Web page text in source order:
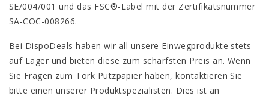
SE/004/001 und das FSC®-Label mit der Zertifikatsnummer
SA-COC-008266.
Bei DispoDeals haben wir all unsere Einwegprodukte stets
auf Lager und bieten diese zum schärfsten Preis an. Wenn
Sie Fragen zum Tork Putzpapier haben, kontaktieren Sie
bitte einen unserer Produktspezialisten. Dies ist an